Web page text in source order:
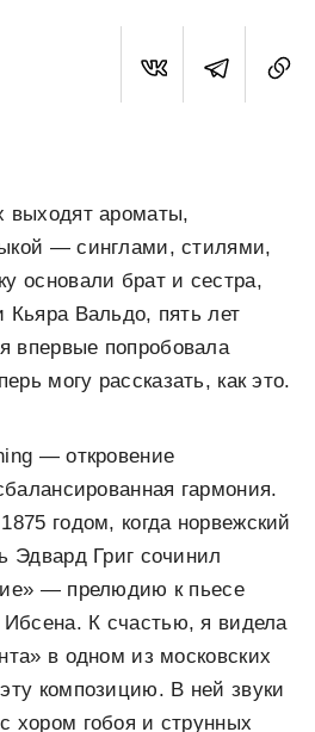
выходят ароматы,
— синглами, стилями,
основали брат и сестра,
Вальдо, пять лет
впервые попробовала
могу рассказать, как это.
— откровение
гармония.
годом, когда норвежский
Эдвард Григ сочинил
— прелюдию к пьесе
К счастью, я видела
в одном из московских
композицию. В ней звуки
хором гобоя и струнных